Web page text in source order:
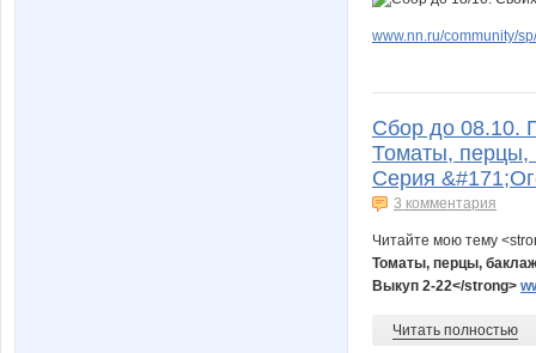
www.nn.ru/community/
Сбор до 08.10.
Томаты, перцы,
Серия
3 комментария
Читайте мою тему
Томаты, перцы,
Выкуп 2-22</strong>
Читать полностью